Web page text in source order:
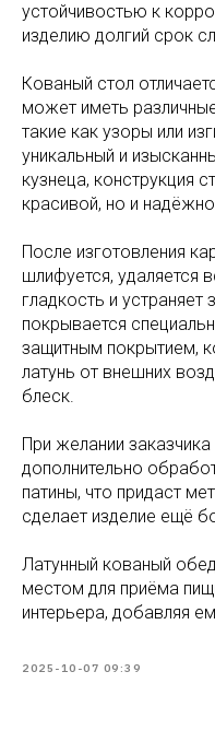
устойчивостью к
изделию долгий срок
Кованый стол
может иметь
такие как узоры или
уникальный и
кузнеца, конструкция
красивой, но и
После изготовления
шлифуется, удаляется
гладкость и
покрывается
защитным покрытием,
латунь от внешних
блеск.
При желании
дополнительно
патины, что придаст
сделает изделие ещё
Латунный кованый
местом для приёма
интерьера, добавляя
2025-10-07 09:39